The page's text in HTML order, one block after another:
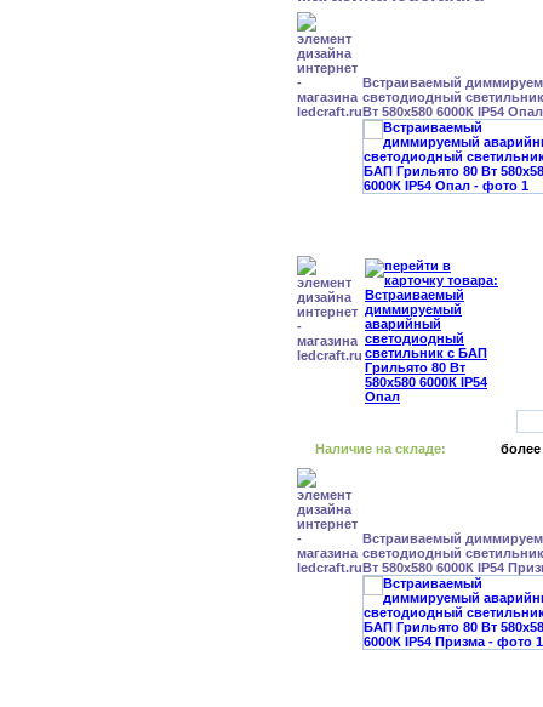
Встраиваемый
светодиодный
Вт 580x580 6000К IP54 Опал
Наличие на складе: более
Встраиваемый
светодиодный
Вт 580x580 6000К IP54